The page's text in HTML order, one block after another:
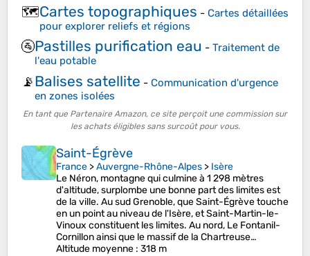
🗺️Cartes topographiques - Cartes détaillées
pour explorer reliefs et régions
🚰Pastilles purification eau - Traitement de
l'eau potable
📡Balises satellite - Communication d'urgence
en zones isolées
En tant que Partenaire Amazon, ce site perçoit une commission sur
les achats éligibles sans surcoût pour vous.
Saint-Égrève
France >Auvergne-Rhône-Alpes > Isère
Le Néron, montagne qui culmine à 1 298 mètres
d'altitude, surplombe une bonne part des limites est
de la ville. Au sud Grenoble, que Saint-Égrève touche
en un point au niveau de l'Isère, et Saint-Martin-le-
Vinoux constituent les limites. Au nord, Le Fontanil-
Cornillon ainsi que le massif de la Chartreuse…
Altitude moyenne : 318 m